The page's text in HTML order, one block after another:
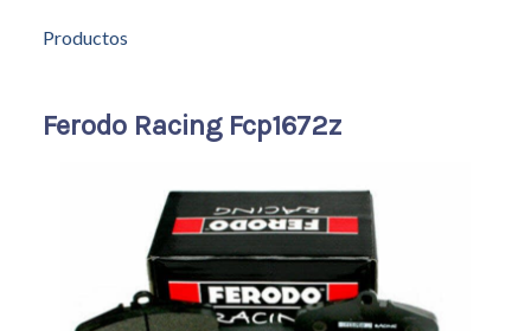
Productos
Ferodo Racing Fcp1672z